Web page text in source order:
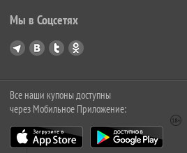
Мы в Соцсетях
Все наши купоны доступны
через Мобильное Приложение: